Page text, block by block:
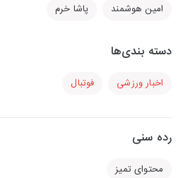
امین هوشمند پاشا خرم
دسته بندی‌ها
اخبار ورزشی فوتبال
رده سنی
محتوای تمیز